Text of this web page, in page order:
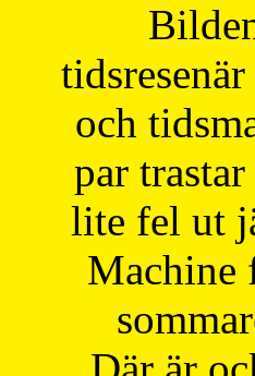
och
par
lite fel ut
Machine